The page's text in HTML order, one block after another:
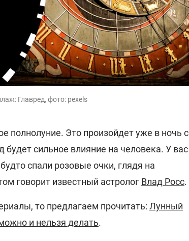
Главред, фото: pexels
полнолуние. Это произойдет уже в ночь с
будет сильное влияние на человека. У вас
спали розовые очки, глядя на
говорит известный астролог Влад Росс.
то предлагаем прочитать: Лунный
и нельзя делать.